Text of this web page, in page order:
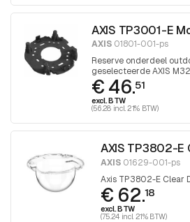
AXIS TP3001-E
AXIS 01801-001-ps
Reserve onderdeel
geselecteerde AXIS
€ 46.51
excl. BTW
(56.28 incl. 21% BTW)
AXIS TP3802-E
AXIS01629-001-ps
Axis TP3802-E Clear
€ 62.18
excl. BTW
(75.24 incl. 21% BTW)